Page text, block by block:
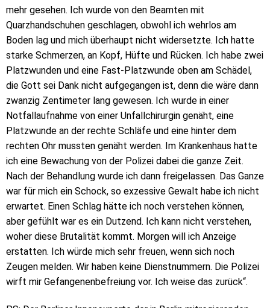
mehr gesehen. Ich wurde von den Beamten mit
Quarzhandschuhen geschlagen, obwohl ich wehrlos am
Boden lag und mich überhaupt nicht widersetzte. Ich hatte
starke Schmerzen, an Kopf, Hüfte und Rücken. Ich habe zwei
Platzwunden und eine Fast-Platzwunde oben am Schädel,
die Gott sei Dank nicht aufgegangen ist, denn die wäre dann
zwanzig Zentimeter lang gewesen. Ich wurde in einer
Notfallaufnahme von einer Unfallchirurgin genäht, eine
Platzwunde an der rechte Schläfe und eine hinter dem
rechten Ohr mussten genäht werden. Im Krankenhaus hatte
ich eine Bewachung von der Polizei dabei die ganze Zeit.
Nach der Behandlung wurde ich dann freigelassen. Das Ganze
war für mich ein Schock, so exzessive Gewalt habe ich nicht
erwartet. Einen Schlag hätte ich noch verstehen können,
aber gefühlt war es ein Dutzend. Ich kann nicht verstehen,
woher diese Brutalität kommt. Morgen will ich Anzeige
erstatten. Ich würde mich sehr freuen, wenn sich noch
Zeugen melden. Wir haben keine Dienstnummern. Die Polizei
wirft mir Gefangenenbefreiung vor. Ich weise das zurück“.